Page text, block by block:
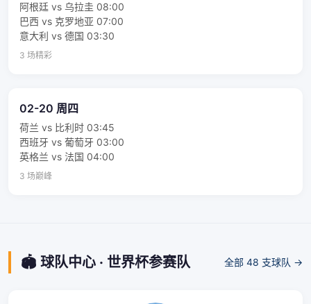
阿根廷 vs 乌拉圭 08:00
巴西 vs 克罗地亚 07:00
意大利 vs 德国 03:30
3 场精彩
02-20 周四
荷兰 vs 比利时 03:45
西班牙 vs 葡萄牙 03:00
英格兰 vs 法国 04:00
3 场巅峰
🏟️ 球队中心 · 世界杯参赛队 全部 48 支球队 →